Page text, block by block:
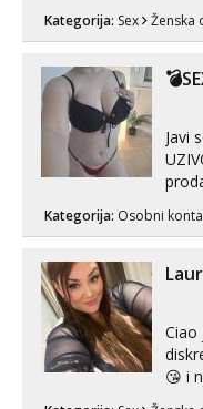
Kategorija: Sex Ženska
Javi
UZIVO! Radim videopozive,
Kategorija: Osobni
Ciao
😘 i